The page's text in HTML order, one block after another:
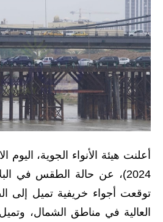
قطع
2024)، عن حالة الطقس في
توقعت أجواء خريفية تميل إلى
العالية في مناطق الشمال،